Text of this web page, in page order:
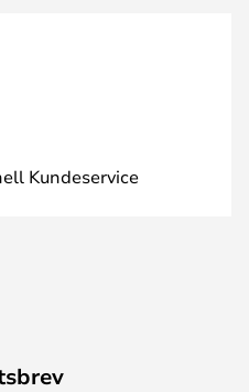
Kundeservice